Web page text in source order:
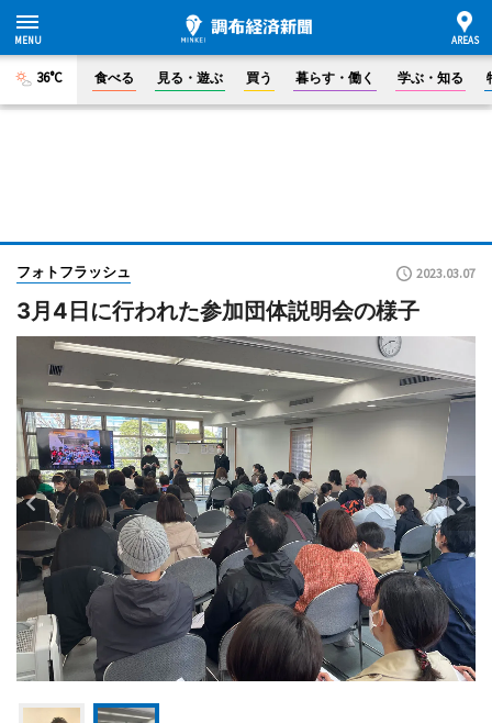
36°C 食べる 見る・遊ぶ 買う 暮らす・働く 学ぶ・知る
フォトフラッシュ 2023.03.07
3月4日に行われた参加団体説明会の様子